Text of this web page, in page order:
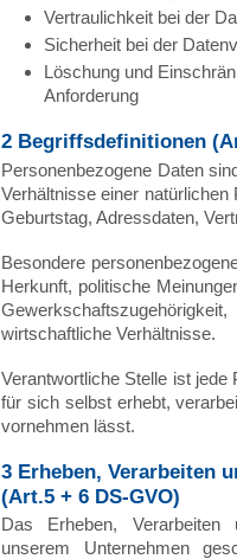
Vertraulichkeit bei der
Sicherheit bei der
Löschung und
Anforderung
2 Begriffsdefinitionen
Personenbezogene Daten
Verhältnisse einer
Geburtstag, Adressdaten,
Besondere
Herkunft, politische
wirtschaftliche Verhältnisse.
Verantwortliche Stelle ist jede
für sich selbst erhebt,
vornehmen lässt.
3 Erheben, Verarbeiten
(Art.5 + 6 DS-GVO)
Das Erheben, Verarbeiten
unserem Unternehmen